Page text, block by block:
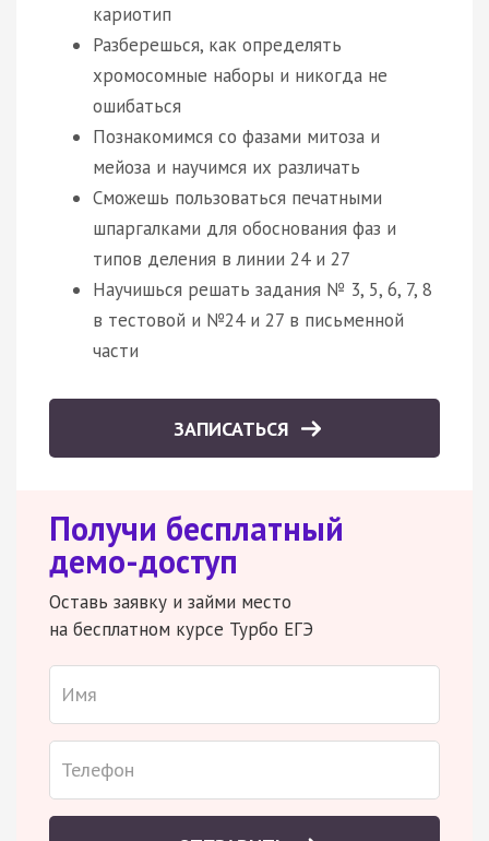
кариотип
Разберешься, как определять
хромосомные наборы и никогда не
ошибаться
Познакомимся со фазами митоза и
мейоза и научимся их различать
Сможешь пользоваться печатными
шпаргалками для обоснования фаз и
типов деления в линии 24 и 27
Научишься решать задания № 3, 5, 6, 7, 8
в тестовой и №24 и 27 в письменной
части
ЗАПИСАТЬСЯ
Получи бесплатный
демо-доступ
Оставь заявку и займи место
на бесплатном курсе Турбо ЕГЭ